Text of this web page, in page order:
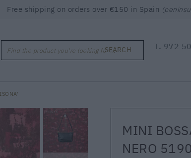
Free shipping on orders over €150 in Spain
Find the product you're looking for ...SEARCH T. 972
MINI
NERO